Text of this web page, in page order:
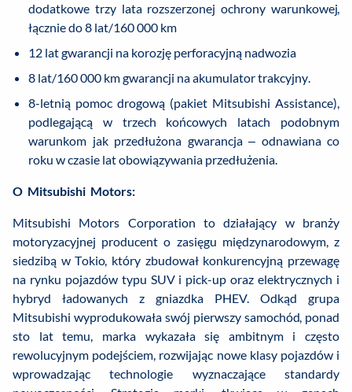
dodatkowe trzy lata rozszerzonej ochrony warunkowej,
łącznie do 8 lat/160 000 km
12 lat gwarancji na korozję perforacyjną nadwozia
8 lat/160 000 km gwarancji na akumulator trakcyjny.
8-letnią pomoc drogową (pakiet Mitsubishi Assistance),
podlegającą w trzech końcowych latach podobnym
warunkom jak przedłużona gwarancja – odnawiana co
roku w czasie lat obowiązywania przedłużenia.
O Mitsubishi Motors:
Mitsubishi Motors Corporation to działający w branży
motoryzacyjnej producent o zasięgu międzynarodowym, z
siedzibą w Tokio, który zbudował konkurencyjną przewagę
na rynku pojazdów typu SUV i pick-up oraz elektrycznych i
hybryd ładowanych z gniazdka PHEV. Odkąd grupa
Mitsubishi wyprodukowała swój pierwszy samochód, ponad
sto lat temu, marka wykazała się ambitnym i często
rewolucyjnym podejściem, rozwijając nowe klasy pojazdów i
wprowadzając technologie wyznaczające standardy